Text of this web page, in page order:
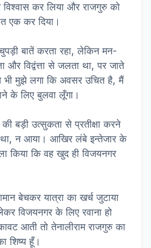
विश्वास कर लिया और राजगुरु को
एक कर दिया।
बातें करता रहा, लेकिन मन-
और विद्वंत्ता से जलता था, पर जाते
भी मुझे लगा कि अवसर उचित है, मैं
के लिए बुलवा लूँगा।
बड़ी उत्सुकता से प्रतीक्षा करने
न आया। आखिर लंबे इन्तेजार के
किया कि वह खुद ही विजयनगर
बेचकर यात्रा का खर्च जुटाया
विजयनगर के लिए रवाना हो
आती तो तेनालीराम राजगुरु का
शिष्य हूँ।